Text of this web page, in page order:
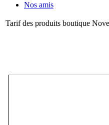
Nos amis
Tarif des produits boutique